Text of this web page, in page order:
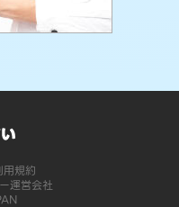
用規約
運営会社